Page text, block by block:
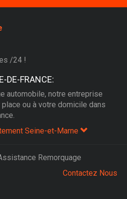
/24 !
DE-FRANCE:
automobile, notre entreprise
ou à votre domicile dans
Seine-et-Marne
Remorquage
Contactez Nous